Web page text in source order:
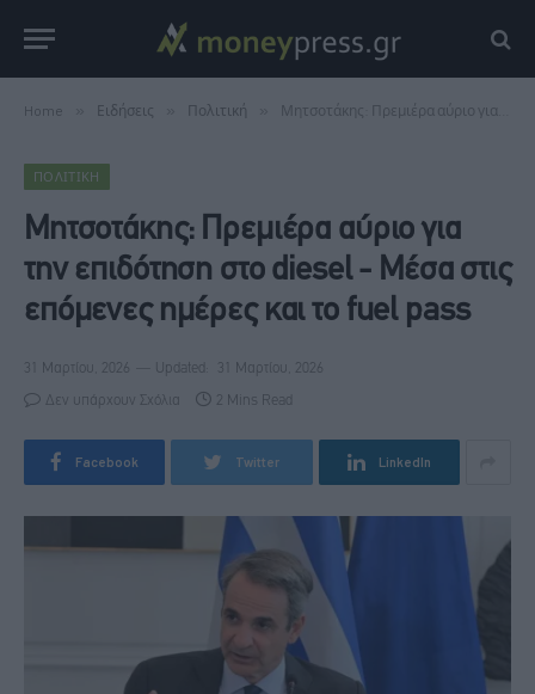
Home Ειδήσεις Πολιτική Μητσοτάκης: Πρεμιέρα αύριο για την επιδότηση στο diesel - Μέσα στις επόμενες ημέρες και το fuel pass
ΠΟΛΙΤΙΚΉ
Μητσοτάκης: Πρεμιέρα αύριο για
την επιδότηση στο diesel - Μέσα στις
επόμενες ημέρες και το fuel pass
31 Μαρτίου, 2026 Updated: 31 Μαρτίου, 2026
Δεν υπάρχουν Σχόλια 2 Mins Read
Facebook Twitter LinkedIn